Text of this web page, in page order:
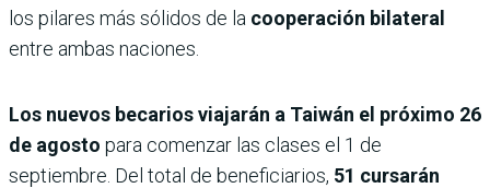
los pilares más sólidos de la cooperación bilateral
entre ambas naciones.
Los nuevos becarios viajarán a Taiwán el próximo 26
de agosto para comenzar las clases el 1 de
septiembre. Del total de beneficiarios, 51 cursarán